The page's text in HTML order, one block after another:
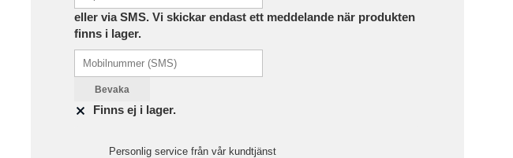
eller via SMS. Vi skickar endast ett meddelande när produkten
finns i lager.
Bevaka
Finns ej i lager.
Personlig service från vår kundtjänst